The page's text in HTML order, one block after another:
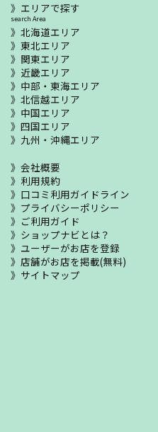
エリアで探す
search Area
北海道エリア
東北エリア
関東エリア
近畿エリア
中部・東海エリア
北信越エリア
中国エリア
四国エリア
九州・沖縄エリア
会社概要
利用規約
口コミ利用ガイドライン
プライバシーポリシー
ご利用ガイド
ショップナビとは？
ユーザーがお店を登録
店舗がお店を掲載(無料)
サイトマップ